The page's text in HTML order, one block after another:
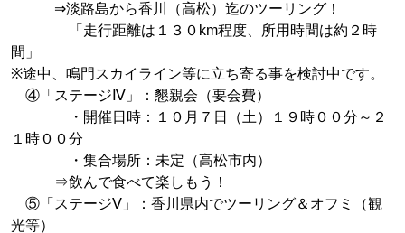
⇒淡路島から香川（高松）迄のツーリング！
「走行距離は１３０km程度、所用時間は約２時
間」
※途中、鳴門スカイライン等に立ち寄る事を検討中です。
④「ステージⅣ」：懇親会（要会費）
・開催日時：１０月７日（土）１９時００分～２
１時００分
・集合場所：未定（高松市内）
⇒飲んで食べて楽しもう！
⑤「ステージⅤ」：香川県内でツーリング＆オフミ（観
光等）